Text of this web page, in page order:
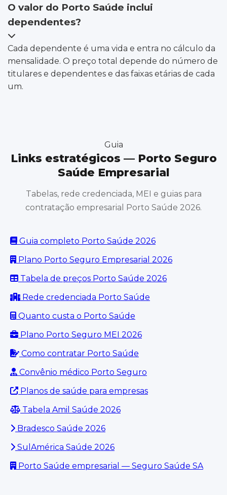
O valor do Porto Saúde inclui
dependentes?
Cada dependente é uma vida e entra no cálculo da
mensalidade. O preço total depende do número de
titulares e dependentes e das faixas etárias de cada
um.
Guia
Links estratégicos — Porto Seguro
Saúde Empresarial
Tabelas, rede credenciada, MEI e guias para
contratação empresarial Porto Saúde 2026.
Guia completo Porto Saúde 2026
Plano Porto Seguro Empresarial 2026
Tabela de preços Porto Saúde 2026
Rede credenciada Porto Saúde
Quanto custa o Porto Saúde
Plano Porto Seguro MEI 2026
Como contratar Porto Saúde
Convênio médico Porto Seguro
Planos de saúde para empresas
Tabela Amil Saúde 2026
Bradesco Saúde 2026
SulAmérica Saúde 2026
Porto Saúde empresarial — Seguro Saúde SA